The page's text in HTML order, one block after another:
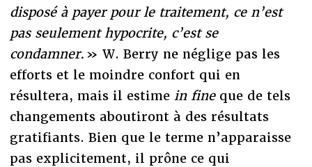
disposé à payer pour le traitement, ce n’est
pas seulement hypocrite, c’est se
condamner. » W. Berry ne néglige pas les
efforts et le moindre confort qui en
résultera, mais il estime in fineque de tels
changements aboutiront à des résultats
gratifiants. Bien que le terme n’apparaisse
pas explicitement, il prône ce qui